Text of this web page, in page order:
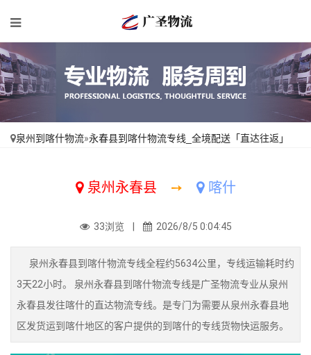
泉州到喀什物流»永春县到喀什物流专线_全境配送「直达往返」
泉州永春县 ➙ 喀什
33浏览 | 2026/8/5 0:04:45
泉州永春县到喀什物流专线全程约5634公里，专线运输耗时约
3天22小时。 泉州永春县到喀什物流专线是广圣物流专业从泉州
永春县发往喀什的直达物流专线。是专门为需要从泉州永春县地
区发货运到喀什地区的客户提供的到喀什的专线货物快运服务。